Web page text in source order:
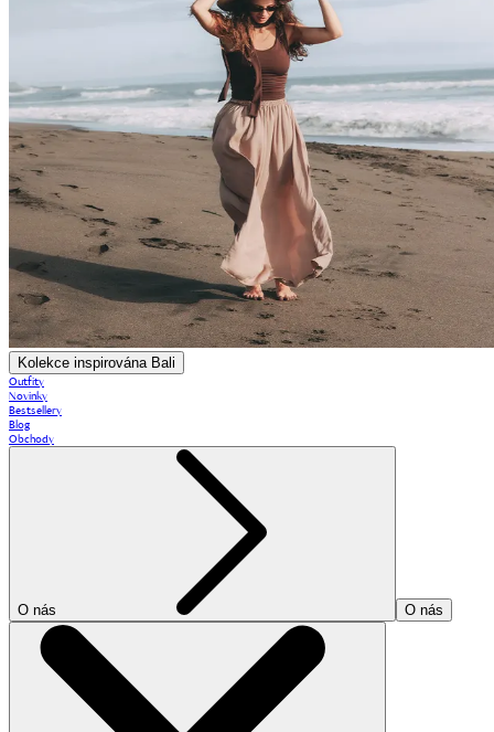
Kolekce inspirována Bali
Outfity
Novinky
Bestsellery
Blog
Obchody
O nás O nás